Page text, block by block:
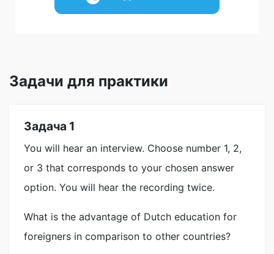
Задачи для практики
Задача 1
You will hear an interview. Choose number 1, 2,
or 3 that corresponds to your chosen answer
option. You will hear the recording twice.
What is the advantage of Dutch education for
foreigners in comparison to other countries?